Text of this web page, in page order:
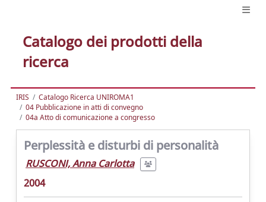
Catalogo dei prodotti della
ricerca
IRIS
Catalogo Ricerca UNIROMA1
04 Pubblicazione in atti di convegno
04a Atto di comunicazione a congresso
Perplessità e disturbi di personalità
RUSCONI, Anna Carlotta
2004